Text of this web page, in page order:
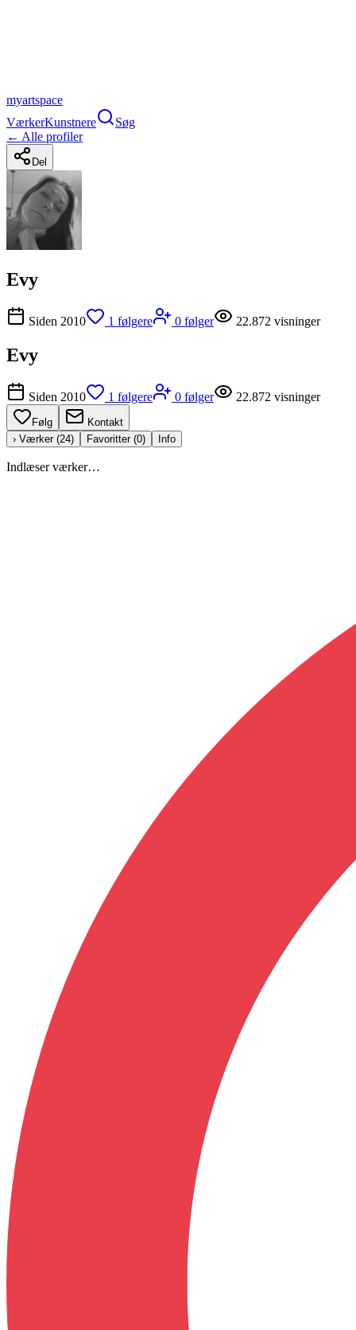
myartspace
VærkerKunstnere
Søg
← Alle profiler
Del
Evy
Siden 2010 1 følgere 0 følger 22.872 visninger
Evy
Siden 2010 1 følgere 0 følger 22.872 visninger
Følg
Kontakt
› Værker (24) Favoritter (0) Info
Indlæser værker…